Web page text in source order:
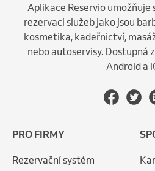
Aplikace Reservio umožňuje
rezervaci služeb jako jsou
kosmetika, kadeřnictví,
nebo autoservisy. Dostupná
Android a
PRO FIRMY
Rezervační systém